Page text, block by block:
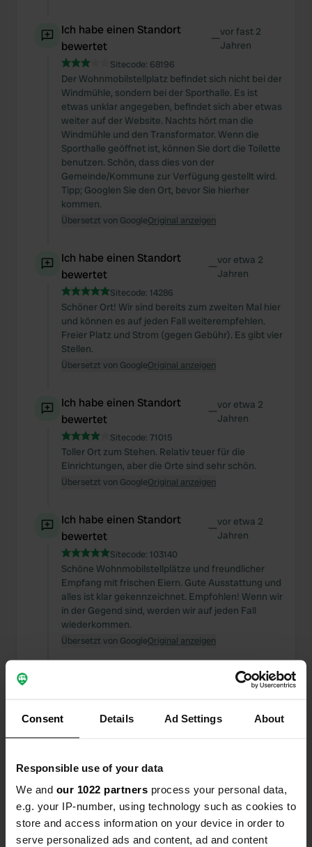
Consent Details Ad Settings About
Responsible use of your data
We and our 1022 partners process your personal data,
e.g. your IP-number, using technology such as cookies to
store and access information on your device in order to
serve personalized ads and content, ad and content
Ich habe einen Standort
bewertet
—vor fast 2
Jahren
Sitecode: 68196
Der Wohnmobilstellplatz befindet sich nicht bei der
Windmühle, sondern bei der Sporthalle. Es ist
etwas unklar angegeben, befindet sich aber etwas
weiter auf der Website. Nachts hört man die
Windmühle und den Transformator. Wenn die
Sporthalle geöffnet ist, können Sie dort die Toilette
benutzen. Schön, dass dies von der
Gemeinde/Kommune zur Verfügung gestellt wird.
Tipp; Googlen Sie den Ort, bevor Sie hierher
kommen.
Übersetzt von GoogleOriginal anzeigen
Ich habe einen Standort
bewertet
—vor etwa 2
Jahren
Sitecode: 14286
Schöner Ort! Wir sind bereits zum zweiten Mal hier
und können es auf jeden Fall weiterempfehlen.
Freier Platz und Strom (gegen Gebühr). Es gibt vier
Stellen.
Übersetzt von GoogleOriginal anzeigen
Ich habe einen Standort
bewertet
—vor etwa 2
Jahren
Sitecode: 71015
Toller Ort zum Stehen. Relativ teuer für die
Einrichtungen, aber die Orte sind sehr schön.
Übersetzt von GoogleOriginal anzeigen
Ich habe einen Standort
bewertet
—vor etwa 2
Jahren
Sitecode: 103140
Schöne Wohnmobilstellplätze und freundlicher
Empfang mit frischen Eiern. Gute Ausstattung und
alles ist klar gekennzeichnet. Empfohlen! Wenn wir
in der Gegend sind, werden wir auf jeden Fall
wiederkommen.
Übersetzt von GoogleOriginal anzeigen
vor etwa 2